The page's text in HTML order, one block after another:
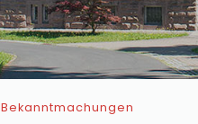
Bekanntmachungen